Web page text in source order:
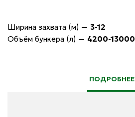
Ширина захвата (м) — 3-12
Объём бункера (л) — 4200-13000
ПОДРОБНЕЕ